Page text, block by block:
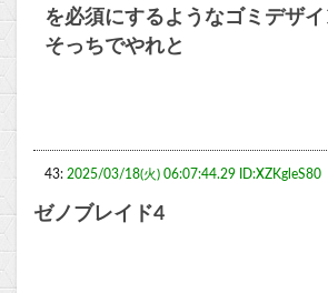
を必須にするようなゴミデザ
そっちでやれと
43: 2025/03/18(火) 06:07:44.29 ID:XZKgleS80
ゼノブレイド4